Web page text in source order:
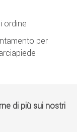
ordine
per
di più sui nostri